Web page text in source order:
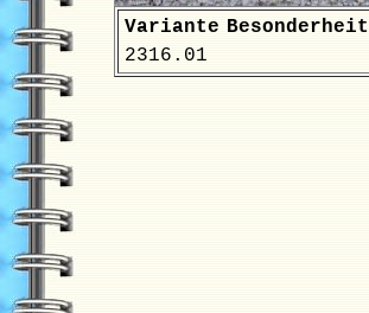
Variante Besonderheit
2316.01